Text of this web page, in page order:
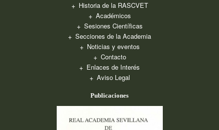
Historia de la RASCVET
Académicos
Sesiones Científicas
Secciones de la Academia
Noticias y eventos
Contacto
Enlaces de Interés
Aviso Legal
Publicaciones